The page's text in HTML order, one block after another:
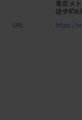
東京メ
徒歩約6
URL
https://